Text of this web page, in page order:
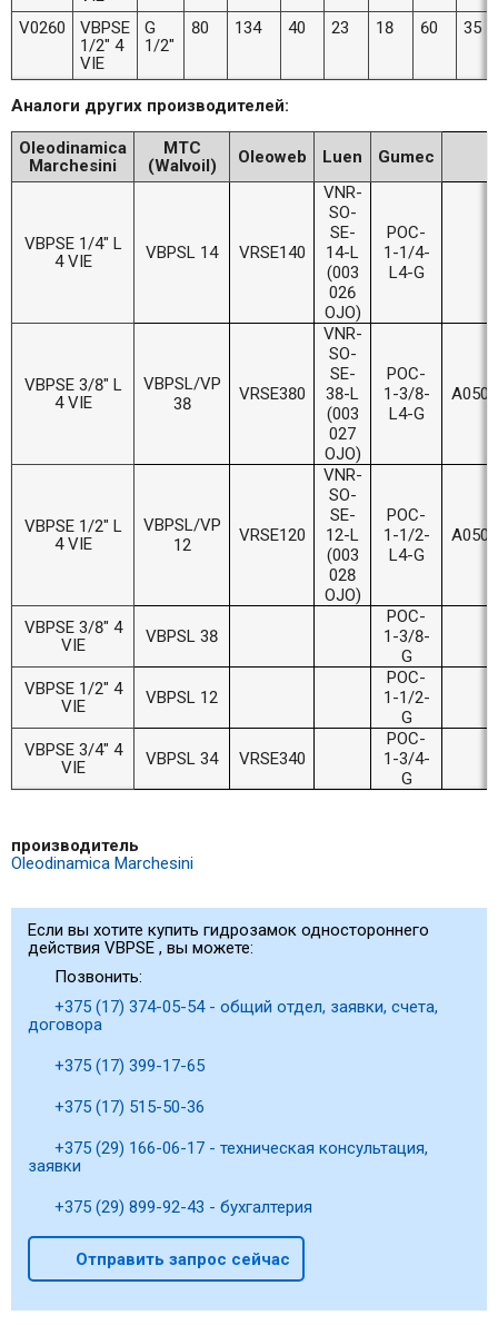
V0260
VBPSE
1/2" 4
VIE
G
1/2"
80 134 40 23 18 60 35
Аналоги других производителей:
Oleodinamica
Marchesini
MTC
(Walvoil)
Oleoweb Luen Gumec
VBPSE 1/4" L
4 VIE
VBPSL 14 VRSE140
VNR-
SO-
SE-
14-L
(003
026
OJO)
POC-
1-1/4-
L4-G
VBPSE 3/8" L
4 VIE
VBPSL/VP
38
VRSE380
VNR-
SO-
SE-
38-L
(003
027
OJO)
POC-
1-3/8-
L4-G
VBPSE 1/2" L
4 VIE
VBPSL/VP
12
VRSE120
VNR-
SO-
SE-
12-L
(003
028
OJO)
POC-
1-1/2-
L4-G
VBPSE 3/8" 4
VIE
VBPSL 38
POC-
1-3/8-
G
VBPSE 1/2" 4
VIE
VBPSL 12
POC-
1-1/2-
G
VBPSE 3/4" 4
VIE
VBPSL 34 VRSE340
POC-
1-3/4-
G
производитель
Oleodinamica Marchesini
Если вы хотите купить гидрозамок одностороннего
действия VBPSE , вы можете:
Позвонить:
+375 (17) 374-05-54 - общий отдел, заявки, счета,
договора
+375 (17) 399-17-65
+375 (17) 515-50-36
+375 (29) 166-06-17 - техническая консультация,
заявки
+375 (29) 899-92-43 - бухгалтерия
Отправить запрос сейчас